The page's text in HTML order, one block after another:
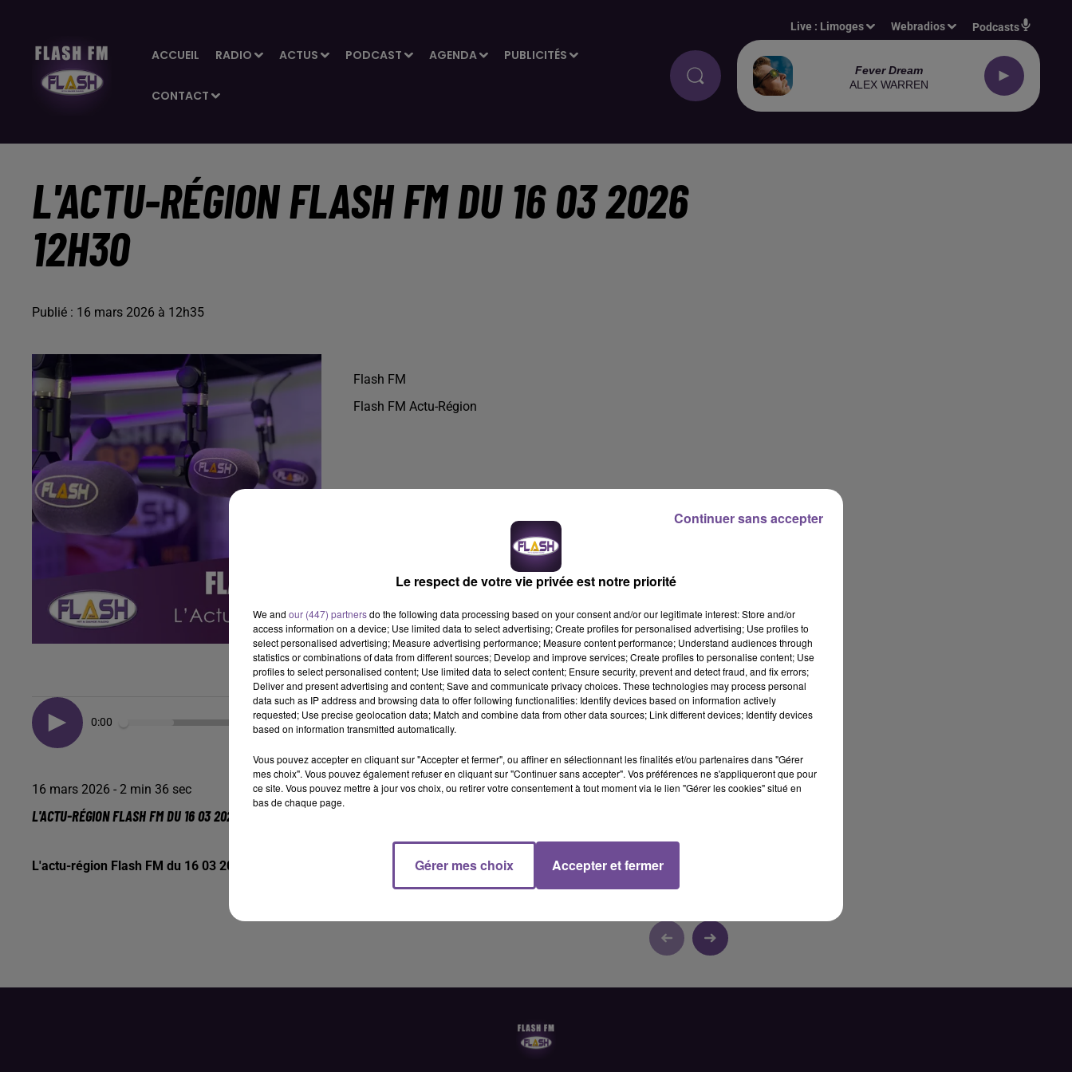
ACCUEIL RADIO ACTUS PODCAST AGENDA PUBLICITÉS
CONTACT
Live : Limoges Webradios Podcasts
Fever Dream
ALEX WARREN
L'ACTU-RÉGION FLASH FM DU 16 03 2026
12H30
Publié : 16 mars 2026 à 12h35
Flash FM
Flash FM Actu-Région
0:00 2 min 36 sec
16 mars 2026 - 2 min 36 sec
L'ACTU-RÉGION FLASH FM DU 16 03 2026 12H30
L'actu-région Flash FM du 16 03 2026 12h30
Le respect de votre vie privée est notre priorité
We and our (447) partnersdo the following data processing based on your consent and/or our legitimate interest: Store and/or
access information on a device; Use limited data to select advertising; Create profiles for personalised advertising; Use profiles to
select personalised advertising; Measure advertising performance; Measure content performance; Understand audiences through
statistics or combinations of data from different sources; Develop and improve services; Create profiles to personalise content; Use
profiles to select personalised content; Use limited data to select content; Ensure security, prevent and detect fraud, and fix errors;
Deliver and present advertising and content; Save and communicate privacy choices. These technologies may process personal
data such as IP address and browsing data to offer following functionalities: Identify devices based on information actively
requested; Use precise geolocation data; Match and combine data from other data sources; Link different devices; Identify devices
based on information transmitted automatically.
Vous pouvez accepter en cliquant sur "Accepter et fermer", ou affiner en sélectionnant les finalités et/ou partenaires dans "Gérer
mes choix". Vous pouvez également refuser en cliquant sur "Continuer sans accepter". Vos préférences ne s'appliqueront que pour
ce site. Vous pouvez mettre à jour vos choix, ou retirer votre consentement à tout moment via le lien "Gérer les cookies" situé en
bas de chaque page.
Gérer mes choix Accepter et fermer
Continuer sans accepter